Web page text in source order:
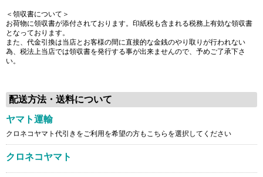
＜領収書について＞
お荷物に領収書が添付されております。印紙税も含まれる税務上有効な領収書
となっております。
また、代金引換は当店とお客様の間に直接的な金銭のやり取りが行われない
為、税法上当店では領収書を発行する事が出来ませんので、予めご了承下さ
い。
配送方法・送料について
ヤマト運輸
クロネコヤマト代引きをご利用を希望の方もこちらを選択してください
クロネコヤマト